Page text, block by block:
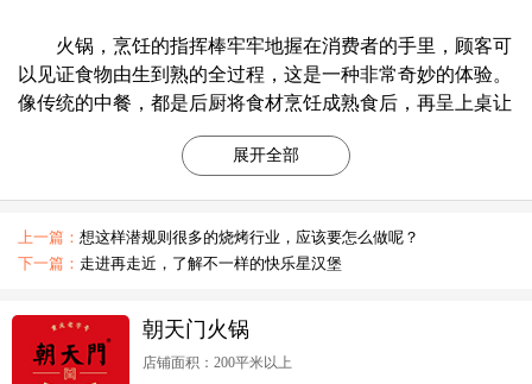
火锅，烹饪的指挥棒牢牢地握在消费者的手里，顾客可
以见证食物由生到熟的全过程，这是一种非常奇妙的体验。
像传统的中餐，都是后厨将食材烹饪成熟食后，再呈上桌让
顾客食用，食材品质的好坏有待考证。而吃火锅时，我们可
以直观地看到实物本真的模样，是否为残次品一目了然。这
多消费者的目光。
火锅随吃随烫，锅底的麻辣度，锅底的口味都是可以随
展开全部
上一篇： 想这样潜规则很多的烧烤行业，应该要怎么做呢？
下一篇： 走进再走近，了解不一样的快乐星汉堡
朝天门火锅
店铺面积：200平米以上